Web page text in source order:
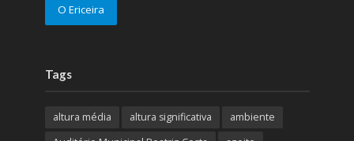
O Ericeira
Tags
altura média altura significativa
ambiente